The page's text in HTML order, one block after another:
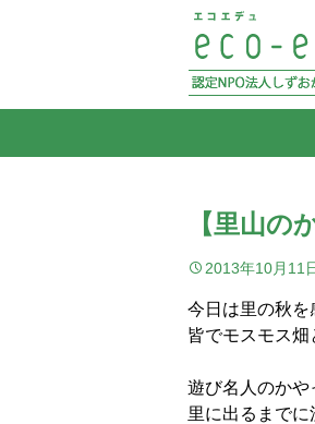
【里山
2013年10月11
今日は里の秋を
皆でモスモス畑
遊び名人のかや
里に出るまでに